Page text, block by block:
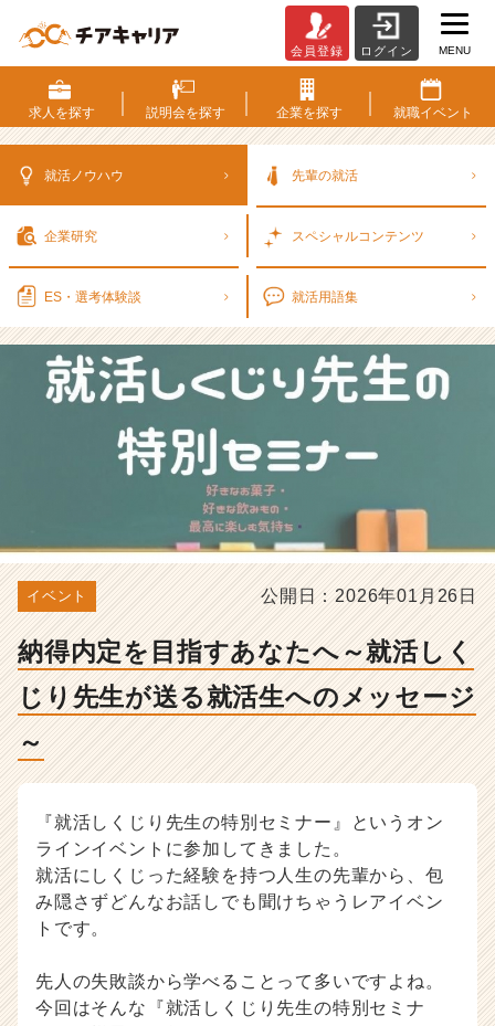
得
内
定
な
活
く
じ
り
生
が
活
生
へ
の
ジ
～
-
選
就
活
会員登録 ログイン MENU
求人を探す 説明会を探す 企業を探す 就職イベント
就活ノウハウ 先輩の就活
企業研究 スペシャルコンテンツ
ES・選考体験談 就活用語集
イベント 公開日：2026年01月26日
納得内定を目指すあなたへ～就活しく
じり先生が送る就活生へのメッセージ
～
『就活しくじり先生の特別セミナー』というオン
ラインイベントに参加してきました。
就活にしくじった経験を持つ人生の先輩から、包
み隠さずどんなお話しでも聞けちゃうレアイベン
トです。
先人の失敗談から学べることって多いですよね。
今回はそんな『就活しくじり先生の特別セミナ